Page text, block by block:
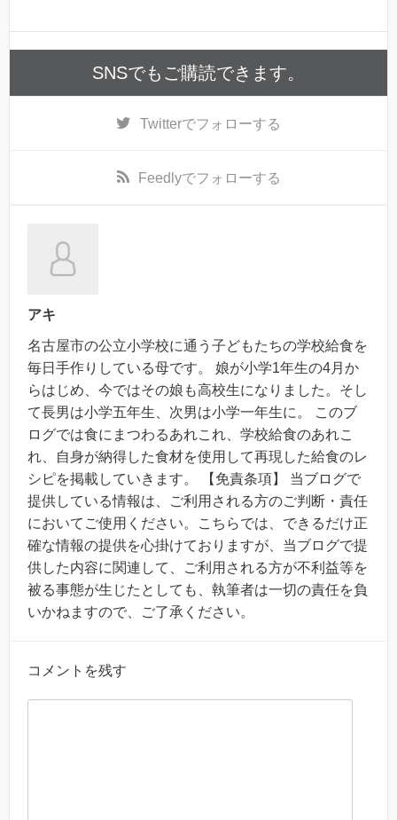
SNSでもご購読できます。
Twitterでフォローする
Feedlyでフォローする
アキ
名古屋市の公立小学校に通う子どもたちの学校給食を
毎日手作りしている母です。 娘が小学1年生の4月か
らはじめ、今ではその娘も高校生になりました。そし
て長男は小学五年生、次男は小学一年生に。 このブ
ログでは食にまつわるあれこれ、学校給食のあれこ
れ、自身が納得した食材を使用して再現した給食のレ
シピを掲載していきます。 【免責条項】 当ブログで
提供している情報は、ご利用される方のご判断・責任
においてご使用ください。こちらでは、できるだけ正
確な情報の提供を心掛けておりますが、当ブログで提
供した内容に関連して、ご利用される方が不利益等を
被る事態が生じたとしても、執筆者は一切の責任を負
いかねますので、ご了承ください。
コメントを残す